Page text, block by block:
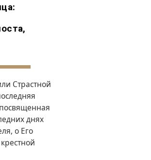
Страстной
днях
о Его